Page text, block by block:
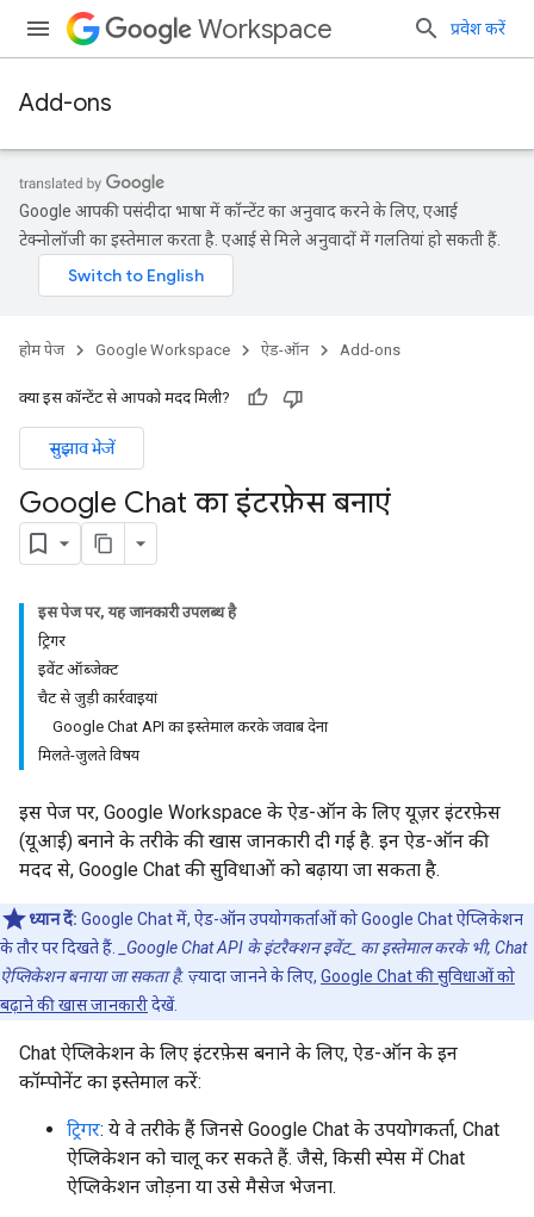
Workspace प्रवेश करें
Add-ons
Google आपकी पसंदीदा भाषा में कॉन्टेंट का अनुवाद करने के लिए, एआई
टेक्नोलॉजी का इस्तेमाल करता है. एआई से मिले अनुवादों में गलतियां हो सकती हैं.
होम पेज Google Workspace ऐड-ऑन Add-ons
क्या इस कॉन्टेंट से आपको मदद मिली?
सुझाव भेजें
Google Chat का इंटरफ़ेस बनाएं
इस पेज पर, यह जानकारी उपलब्ध है
ट्रिगर
इवेंट ऑब्जेक्ट
चैट से जुड़ी कार्रवाइयां
Google Chat API का इस्तेमाल करके जवाब देना
मिलते-जुलते विषय
इस पेज पर, Google Workspace के ऐड-ऑन के लिए यूज़र इंटरफ़ेस
(यूआई) बनाने के तरीके की खास जानकारी दी गई है. इन ऐड-ऑन की
मदद से, Google Chat की सुविधाओं को बढ़ाया जा सकता है.
ध्यान दें: Google Chat में, ऐड-ऑन उपयोगकर्ताओं को Google Chat ऐप्लिकेशन
के तौर पर दिखते हैं.
_Google Chat API के इंटरैक्शन इवेंट_ का इस्तेमाल करके भी, Chat
ऐप्लिकेशन बनाया जा सकता है. ज़्यादा जानने के लिए, Google Chat की सुविधाओं को
बढ़ाने की खास जानकारीदेखें.
Chat ऐप्लिकेशन के लिए इंटरफ़ेस बनाने के लिए, ऐड-ऑन के इन
कॉम्पोनेंट का इस्तेमाल करें:
ट्रिगर: ये वे तरीके हैं जिनसे Google Chat के उपयोगकर्ता, Chat
ऐप्लिकेशन को चालू कर सकते हैं. जैसे, किसी स्पेस में Chat
ऐप्लिकेशन जोड़ना या उसे मैसेज भेजना.